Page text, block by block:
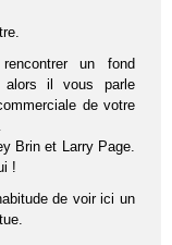
un fond
alors il vous parle
de votre
Brin et Larry Page.
!
de voir ici un